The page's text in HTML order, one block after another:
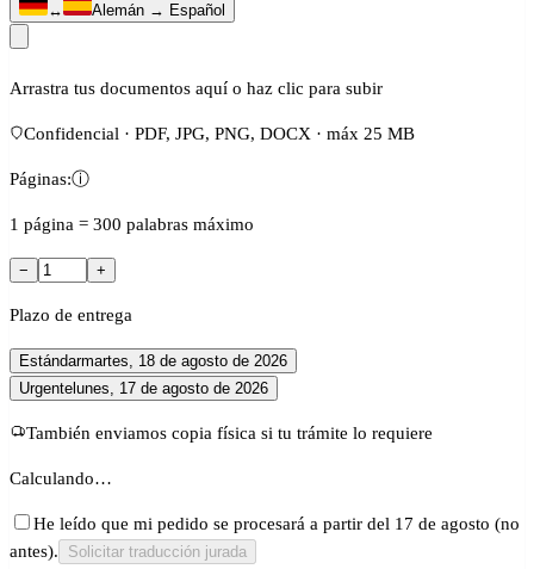
↔
Alemán → Español
Arrastra tus documentos aquí o haz clic para subir
Confidencial · PDF, JPG, PNG, DOCX · máx 25 MB
Páginas:ⓘ
1 página = 300 palabras máximo
− +
Plazo de entrega
Estándarmartes, 18 de agosto de 2026
Urgente lunes, 17 de agosto de 2026
También enviamos copia física si tu trámite lo requiere
Calculando…
He leído que mi pedido se procesará a partir del 17 de agosto (no
antes).
Solicitar traducción jurada